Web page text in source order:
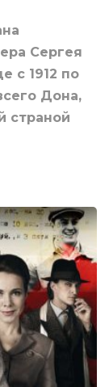
Сергея
с 1912 по
Дона,
страной